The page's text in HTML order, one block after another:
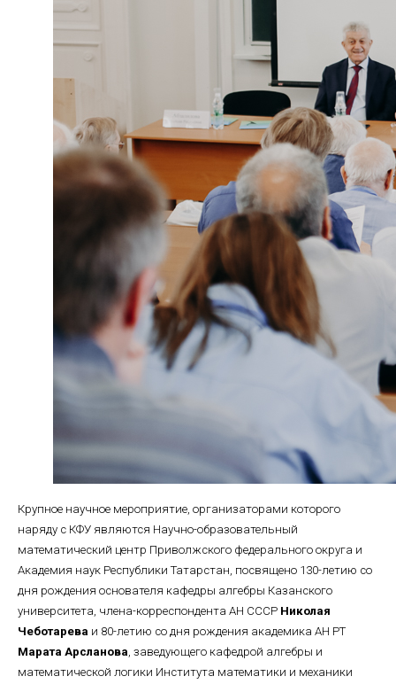
Крупное научное мероприятие, организаторами которого
наряду с КФУ являются Научно-образовательный
математический центр Приволжского федерального округа и
Академия наук Республики Татарстан, посвящено 130-летию со
дня рождения основателя кафедры алгебры Казанского
университета, члена-корреспондента АН СССР Николая
Чеботарева и 80-летию со дня рождения академика АН РТ
Марата Арсланова , заведующего кафедрой алгебры и
математической логики Института математики и механики